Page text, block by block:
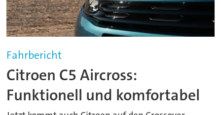
Fahrbericht
Citroen C5 Aircross:
Funktionell und komfortabel